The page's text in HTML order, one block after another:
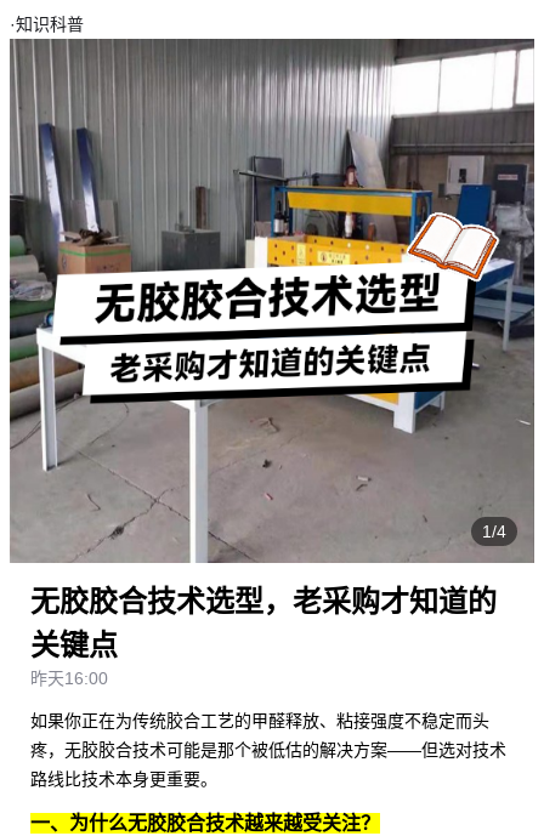
·知识科普
1/4
无胶胶合技术选型，老采购才知道的
关键点
昨天16:00
如果你正在为传统胶合工艺的甲醛释放、粘接强度不稳定而头
疼，无胶胶合技术可能是那个被低估的解决方案——但选对技术
路线比技术本身更重要。
一、为什么无胶胶合技术越来越受关注？